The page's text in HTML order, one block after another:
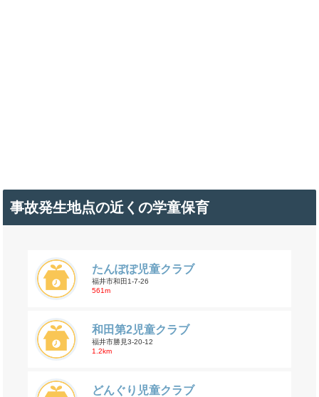
事故発生地点の近くの学童保育
たんぽぽ児童クラブ
福井市和田1-7-26
561m
和田第2児童クラブ
福井市勝見3-20-12
1.2km
どんぐり児童クラブ